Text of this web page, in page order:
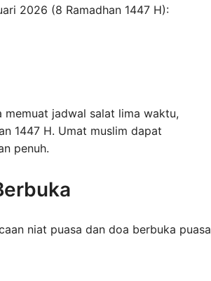
2026 (8 Ramadhan 1447 H):
memuat jadwal salat lima waktu,
1447 H. Umat muslim dapat
penuh.
niat puasa dan doa berbuka puasa